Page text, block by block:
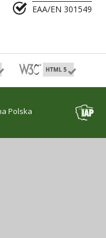
EAA/EN 301549
Polska